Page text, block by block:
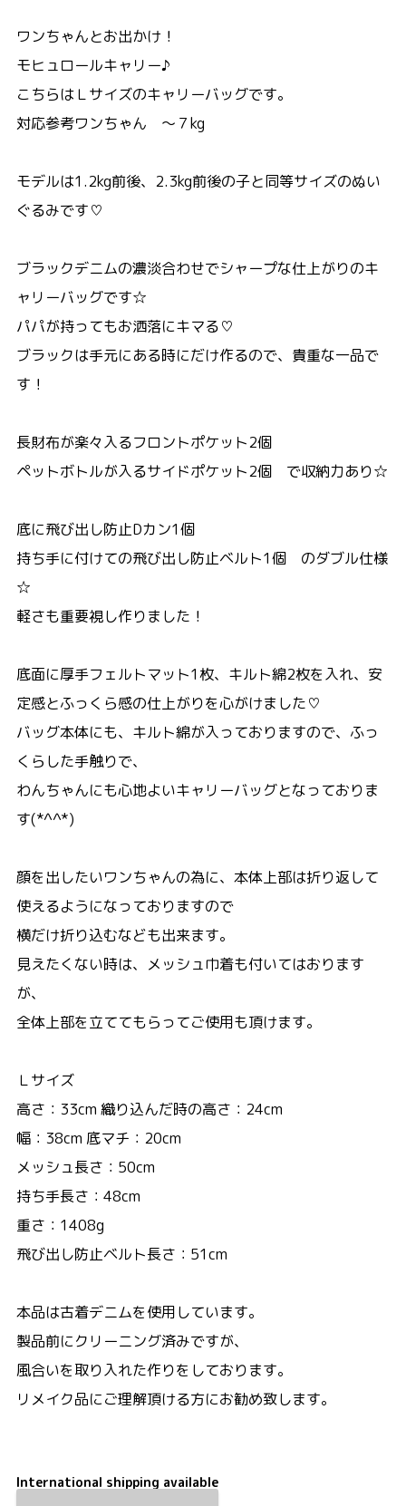
ワンちゃんとお出かけ！
モヒュロールキャリー♪
こちらはＬサイズのキャリーバッグです。
対応参考ワンちゃん ～７kg
モデルは1.2kg前後、2.3kg前後の子と同等サイズのぬい
ぐるみです♡
ブラックデニムの濃淡合わせでシャープな仕上がりのキ
ャリーバッグです☆
パパが持ってもお洒落にキマる♡
ブラックは手元にある時にだけ作るので、貴重な一品で
す！
長財布が楽々入るフロントポケット2個
ペットボトルが入るサイドポケット2個 で収納力あり☆
底に飛び出し防止Dカン1個
持ち手に付けての飛び出し防止ベルト1個 のダブル仕様
☆
軽さも重要視し作りました！
底面に厚手フェルトマット1枚、キルト綿2枚を入れ、安
定感とふっくら感の仕上がりを心がけました♡
バッグ本体にも、キルト綿が入っておりますので、ふっ
くらした手触りで、
わんちゃんにも心地よいキャリーバッグとなっておりま
す(*^^*)
顔を出したいワンちゃんの為に、本体上部は折り返して
使えるようになっておりますので
横だけ折り込むなども出来ます。
見えたくない時は、メッシュ巾着も付いてはおります
が、
全体上部を立ててもらってご使用も頂けます。
Ｌサイズ
高さ：33cm 織り込んだ時の高さ：24cm
幅：38cm 底マチ：20cm
メッシュ長さ：50cm
持ち手長さ：48cm
重さ：1408g
飛び出し防止ベルト長さ：51cm
本品は古着デニムを使用しています。
製品前にクリーニング済みですが、
風合いを取り入れた作りをしております。
リメイク品にご理解頂ける方にお勧め致します。
International shipping available